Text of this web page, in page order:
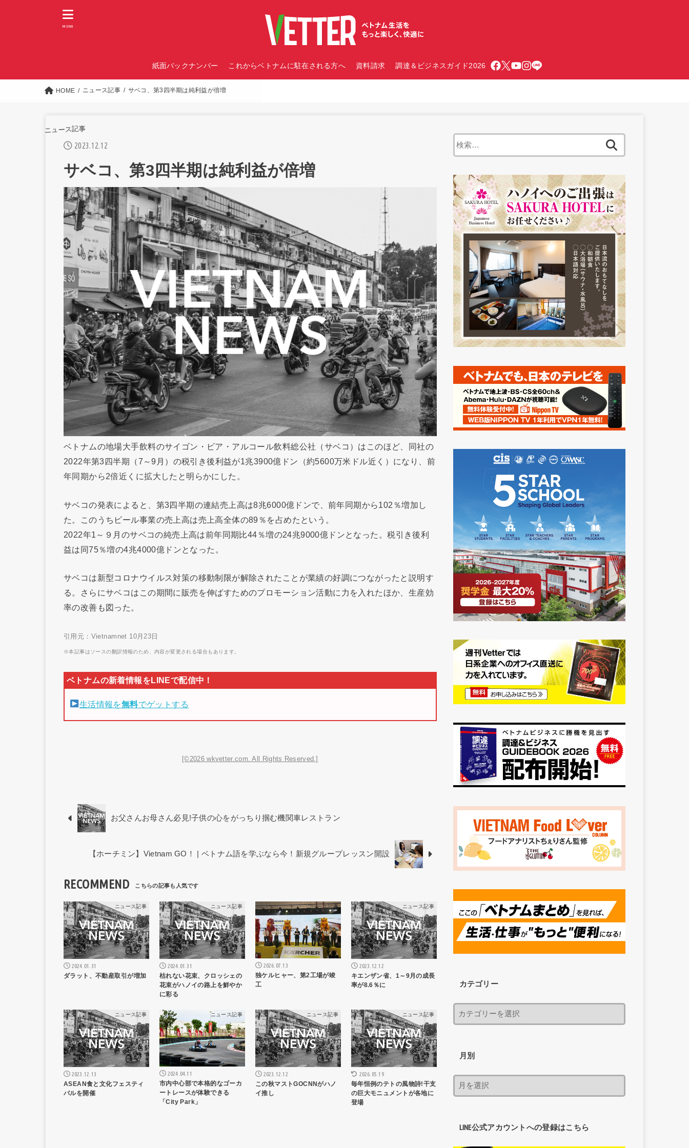
紙面バックナンバー これからベトナムに駐在される方へ 資料請求 調達＆ビジネスガイド2026
MENU
HOME ニュース記事 サベコ、第3四半期は純利益が倍増
ニュース記事
2023.12.12
サベコ、第3四半期は純利益が倍増
ベトナムの地場大手飲料のサイゴン・ビア・アルコール飲料総公社（サベコ）はこのほど、同社の
2022年第3四半期（7～9月）の税引き後利益が1兆3900億ドン（約5600万米ドル近く）になり、前
年同期から2倍近くに拡大したと明らかにした。
サベコの発表によると、第3四半期の連結売上高は8兆6000億ドンで、前年同期から102％増加し
た。このうちビール事業の売上高は売上高全体の89％を占めたという。
2022年1～９月のサベコの純売上高は前年同期比44％増の24兆9000億ドンとなった。税引き後利
益は同75％増の4兆4000億ドンとなった。
サベコは新型コロナウイルス対策の移動制限が解除されたことが業績の好調につながったと説明す
る。さらにサベコはこの期間に販売を伸ばすためのプロモーション活動に力を入れたほか、生産効
率の改善も図った。
引用元：Vietnamnet 10月23日
※本記事はソースの翻訳情報のため、内容が変更される場合もあります。
生活情報を無料でゲットする
[©2026 wkvetter.com. All Rights Reserved.]
お父さんお母さん必見!子供の心をがっちり掴む機関車レストラン
【ホーチミン】Vietnam GO！ | ベトナム語を学ぶなら今！新規グループレッスン開設
RECOMMEND
ニュース記事
2024.01.31
ダラット、不動産取引が増加
ニュース記事
2024.01.31
枯れない花束、クロッシェの
花束がハノイの路上を鮮やか
に彩る
ニュース記事
2026.07.13
独ケルヒャー、第2工場が竣
工
ニュース記事
2023.12.12
キエンザン省、1～9月の成長
率が8.6％に
ニュース記事
2023.12.13
ASEAN食と文化フェスティ
バルを開催
ニュース記事
2024.04.11
市内中心部で本格的なゴーカ
ートレースが体験できる
「City Park」
ニュース記事
2023.12.12
この秋マストGOCNNがハノ
イ推し
ニュース記事
2026.05.19
毎年恒例のテトの風物詩!干支
の巨大モニュメントが各地に
登場
カテゴリー
月別
LINE公式アカウントへの登録はこちら